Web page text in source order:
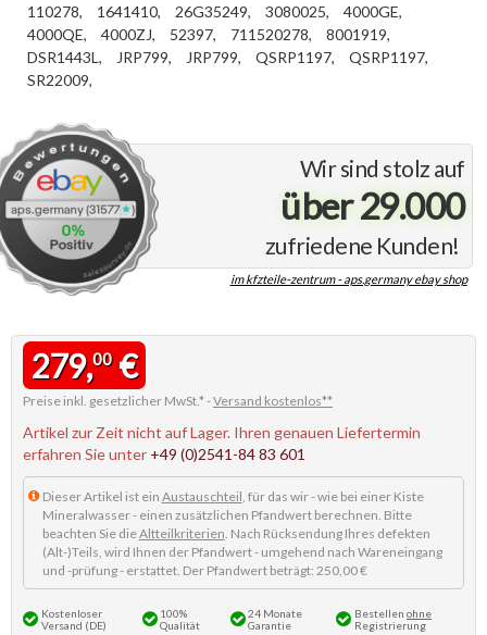
Wir sind stolz auf
über 29.000
zufriedene Kunden!
im kfzteile-zentrum - aps.germany ebay shop
110278,
1641410, 26G35249, 3080025,
4000GE,
4000QE,
4000ZJ, 52397, 711520278,
8001919,
DSR1443L,
JRP799, JRP799, QSRP1197,
QSRP1197,
SR22009,
279,00€
Preise inkl. gesetzlicher MwSt.* -Versand kostenlos**
Artikel zur Zeit nicht auf Lager. Ihren genauen Liefertermin
erfahren Sie unter +49 (0)2541-84 83 601
Dieser Artikel ist ein Austauschteil , für das wir - wie bei einer Kiste
Mineralwasser - einen zusätzlichen Pfandwert berechnen. Bitte
beachten Sie dieAltteilkriterien . Nach Rücksendung Ihres defekten
(Alt-)Teils, wird Ihnen der Pfandwert - umgehend nach Wareneingang
und -prüfung - erstattet. Der Pfandwert beträgt: 250,00 €
Kostenloser
Versand (DE)
100%
Qualität
24 Monate
Garantie
Bestellen ohne
Registrierung